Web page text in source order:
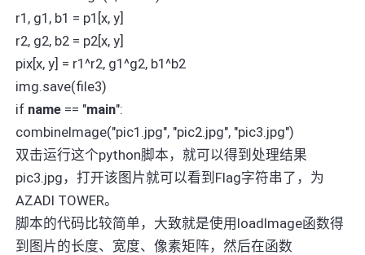
r1, g1, b1 = p1[x, y]
r2, g2, b2 = p2[x, y]
pix[x, y] = r1^r2, g1^g2, b1^b2
img.save(file3)
if name == "main":
combineImage("pic1.jpg", "pic2.jpg", "pic3.jpg")
双击运行这个python脚本，就可以得到处理结果
pic3.jpg，打开该图片就可以看到Flag字符串了，为
AZADI TOWER。
脚本的代码比较简单，大致就是使用loadImage函数得
到图片的长度、宽度、像素矩阵，然后在函数